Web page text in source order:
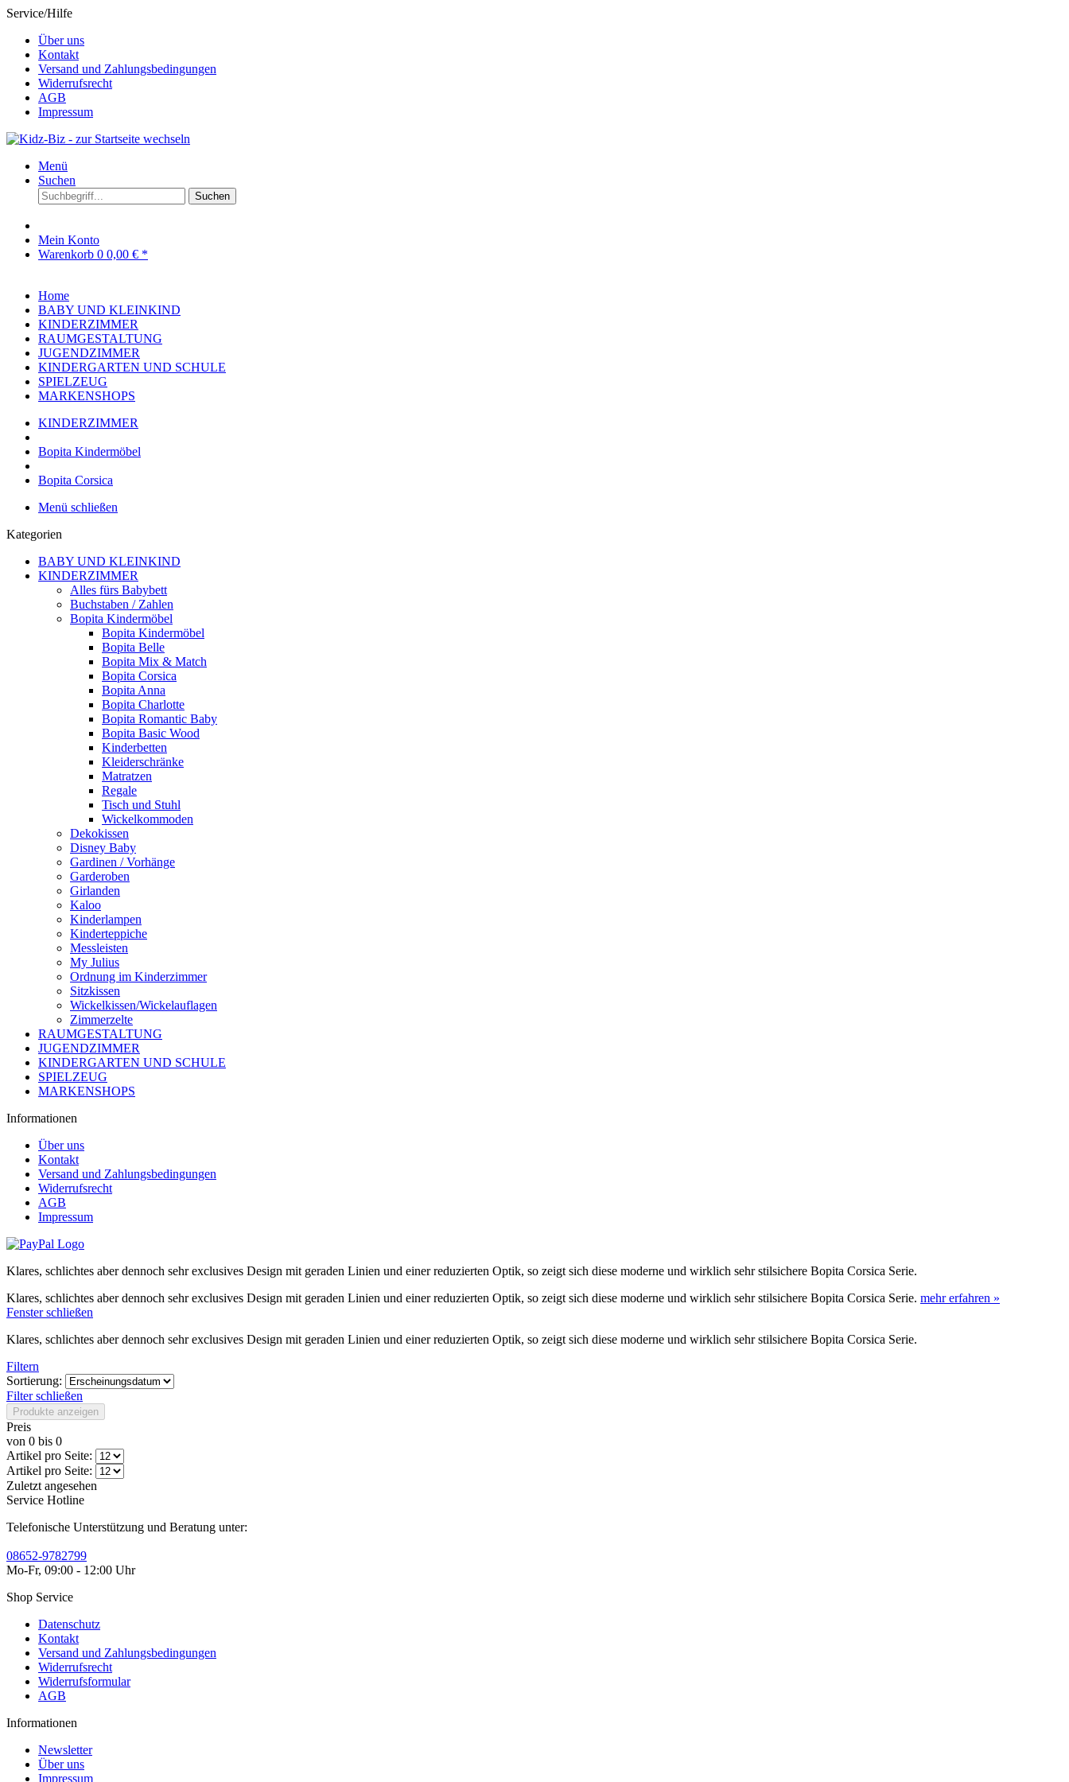
Service/Hilfe
Über uns
Kontakt
Versand und Zahlungsbedingungen
Widerrufsrecht
AGB
Impressum
Menü
Suchen
Suchen
Mein Konto
Warenkorb 0 0,00 € *
Home
BABY UND KLEINKIND
KINDERZIMMER
RAUMGESTALTUNG
JUGENDZIMMER
KINDERGARTEN UND SCHULE
SPIELZEUG
MARKENSHOPS
KINDERZIMMER
Bopita Kindermöbel
Bopita Corsica
Menü schließen
Kategorien
BABY UND KLEINKIND
KINDERZIMMER
Alles fürs Babybett
Buchstaben / Zahlen
Bopita Kindermöbel
Bopita Kindermöbel
Bopita Belle
Bopita Mix & Match
Bopita Corsica
Bopita Anna
Bopita Charlotte
Bopita Romantic Baby
Bopita Basic Wood
Kinderbetten
Kleiderschränke
Matratzen
Regale
Tisch und Stuhl
Wickelkommoden
Dekokissen
Disney Baby
Gardinen / Vorhänge
Garderoben
Girlanden
Kaloo
Kinderlampen
Kinderteppiche
Messleisten
My Julius
Ordnung im Kinderzimmer
Sitzkissen
Wickelkissen/Wickelauflagen
Zimmerzelte
RAUMGESTALTUNG
JUGENDZIMMER
KINDERGARTEN UND SCHULE
SPIELZEUG
MARKENSHOPS
Informationen
Über uns
Kontakt
Versand und Zahlungsbedingungen
Widerrufsrecht
AGB
Impressum
Klares, schlichtes aber dennoch sehr exclusives Design mit geraden Linien und einer reduzierten Optik, so zeigt sich diese moderne und wirklich sehr stilsichere Bopita Corsica Serie.
Klares, schlichtes aber dennoch sehr exclusives Design mit geraden Linien und einer reduzierten Optik, so zeigt sich diese moderne und wirklich sehr stilsichere Bopita Corsica Serie. mehr erfahren »
Fenster schließen
Klares, schlichtes aber dennoch sehr exclusives Design mit geraden Linien und einer reduzierten Optik, so zeigt sich diese moderne und wirklich sehr stilsichere Bopita Corsica Serie.
Filtern
Sortierung:
Filter schließen
Produkte anzeigen
Preis
von 0 bis 0
Artikel pro Seite:
Artikel pro Seite:
Zuletzt angesehen
Service Hotline
Telefonische Unterstützung und Beratung unter:
08652-9782799
Mo-Fr, 09:00 - 12:00 Uhr
Shop Service
Datenschutz
Kontakt
Versand und Zahlungsbedingungen
Widerrufsrecht
Widerrufsformular
AGB
Informationen
Newsletter
Über uns
Impressum